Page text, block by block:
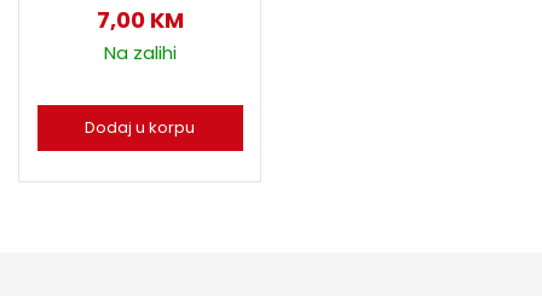
7,00 KM
Na zalihi
Dodaj u korpu